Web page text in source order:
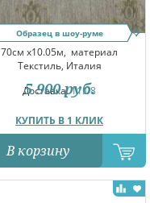
Образец в шоу-руме
70см x10.05м, материал
Текстиль, Италия
Доставка:11.08
КУПИТЬ В 1 КЛИК
5 900 руб.
В корзину